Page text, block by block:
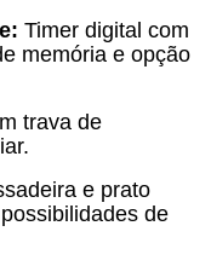
Timer digital com
memória e opção
trava de
e prato
de